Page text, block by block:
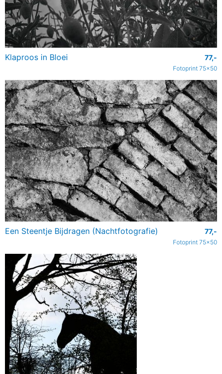
Klaproos in Bloei 77,-
Fotoprint 75x50
Een Steentje Bijdragen (Nachtfotografie) 77,-
Fotoprint 75x50